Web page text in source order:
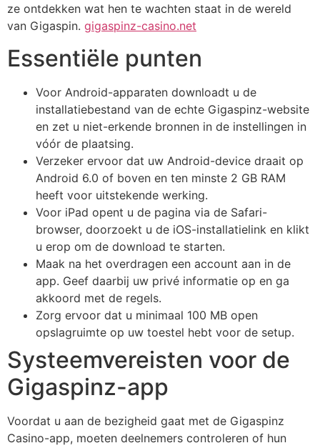
ze ontdekken wat hen te wachten staat in de wereld
van Gigaspin. gigaspinz-casino.net
Essentiële punten
Voor Android-apparaten downloadt u de
installatiebestand van de echte Gigaspinz-website
en zet u niet-erkende bronnen in de instellingen in
vóór de plaatsing.
Verzeker ervoor dat uw Android-device draait op
Android 6.0 of boven en ten minste 2 GB RAM
heeft voor uitstekende werking.
Voor iPad opent u de pagina via de Safari-
browser, doorzoekt u de iOS-installatielink en klikt
u erop om de download te starten.
Maak na het overdragen een account aan in de
app. Geef daarbij uw privé informatie op en ga
akkoord met de regels.
Zorg ervoor dat u minimaal 100 MB open
opslagruimte op uw toestel hebt voor de setup.
Systeemvereisten voor de
Gigaspinz-app
Voordat u aan de bezigheid gaat met de Gigaspinz
Casino-app, moeten deelnemers controleren of hun